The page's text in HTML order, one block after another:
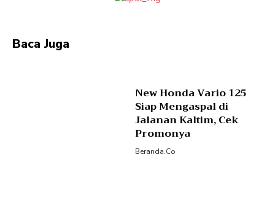
Baca Juga
New Honda Vario 125
Siap Mengaspal di
Jalanan Kaltim, Cek
Promonya
Beranda.co